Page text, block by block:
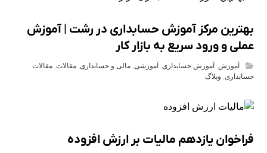
بهترین مرکز آموزش حسابداری در رشت | آموزش
عملی و ورود سریع به بازار کار
آموزش ,آموزش حسابداری ,آموزشی ,مالی و حسابداری ,مقالات ,مقالات
حسابداری وبلاگ
فراخوان یازدهم مالیات بر ارزش افزوده